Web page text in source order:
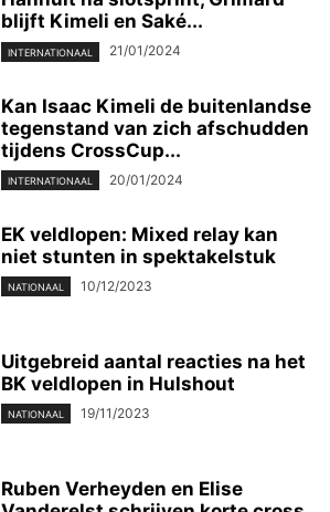
blijft Kimeli en Saké...
INTERNATIONAAL 21/01/2024
Kan Isaac Kimeli de buitenlandse
tegenstand van zich afschudden
tijdens CrossCup...
INTERNATIONAAL 20/01/2024
EK veldlopen: Mixed relay kan
niet stunten in spektakelstuk
NATIONAAL 10/12/2023
Uitgebreid aantal reacties na het
BK veldlopen in Hulshout
NATIONAAL 19/11/2023
Ruben Verheyden en Elise